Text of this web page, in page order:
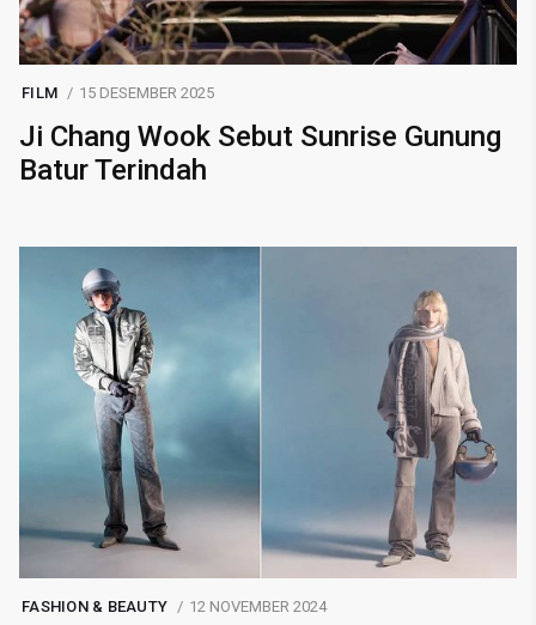
FILM 15 DESEMBER 2025
Ji Chang Wook Sebut Sunrise Gunung
Batur Terindah
FASHION & BEAUTY 12 NOVEMBER 2024